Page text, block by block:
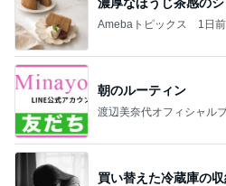
Amebaトピックス 1日前
朝のルーティン
渡辺美奈代オフィシャル
買い替えた冷蔵庫の